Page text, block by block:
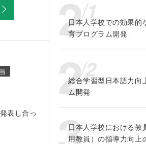
表し合っ
日本人学校での効果的
育プログラム開発
総合学習型日本語力向
ム開発
日本人学校における教
用教員）の指導力向上